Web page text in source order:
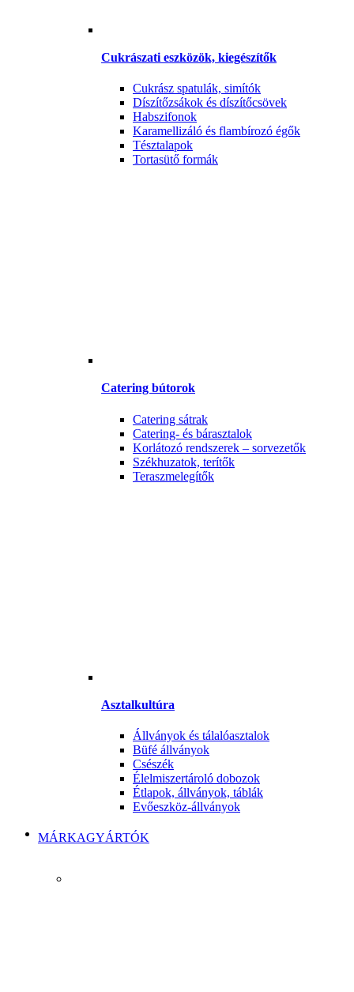
Cukrászati eszközök, kiegészítők
Cukrász spatulák, simítók
Díszítőzsákok és díszítőcsövek
Habszifonok
Karamellizáló és flambírozó égők
Tésztalapok
Tortasütő formák
Catering bútorok
Catering sátrak
Catering- és bárasztalok
Korlátozó rendszerek – sorvezetők
Székhuzatok, terítők
Teraszmelegítők
Asztalkultúra
Állványok és tálalóasztalok
Büfé állványok
Csészék
Élelmiszertároló dobozok
Étlapok, állványok, táblák
Evőeszköz-állványok
MÁRKAGYÁRTÓK